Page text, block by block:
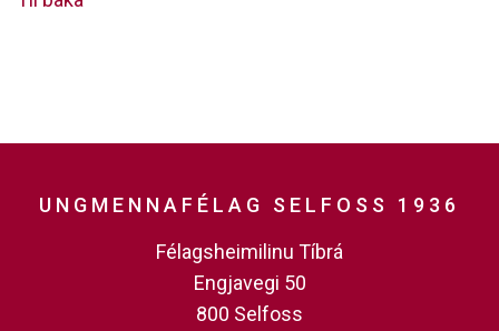
UNGMENNAFÉLAG SELFOSS 1936
Félagsheimilinu Tíbrá
Engjavegi 50
800 Selfoss